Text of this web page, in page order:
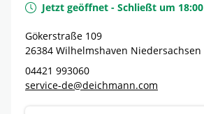
Jetzt geöffnet - Schließt um 18:00
Gökerstraße 109
26384 Wilhelmshaven Niedersachsen
04421 993060
service-de@deichmann.com